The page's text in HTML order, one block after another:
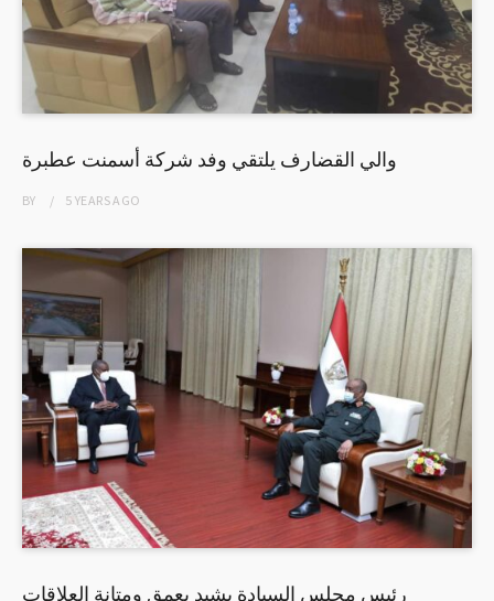
والي القضارف يلتقي وفد شركة أسمنت عطبرة
BY 5 YEARSAGO
رئيس مجلس السيادة يشيد بعمق ومتانة العلاقات